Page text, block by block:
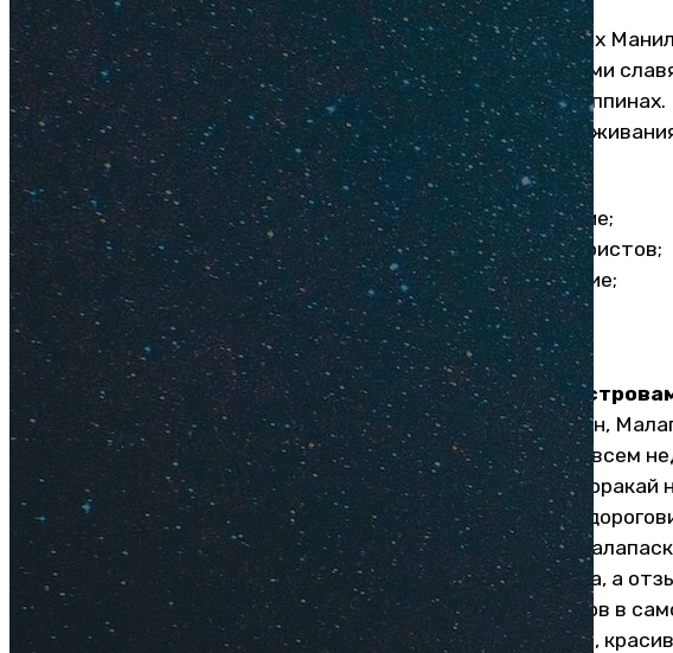
Устав от шумных и грязных
райском острове, которыми
жить и отдыхать на
выбирали лучший для
отличные пляжи;
тишина и спокойствие;
отсутствие толп туристов;
недорогое проживание;
недорогая еда;
безопасность.
Сравнение с другими
Боракай, Панглао, Палаван,
террористов — как раз совсем
рисковать не хотелось.
Палаван — удаленности,
Нидо), некогда райский
разрушительного тайфуна, а
убедились, посетив остров в
Бантаян: хорошие отзывы,